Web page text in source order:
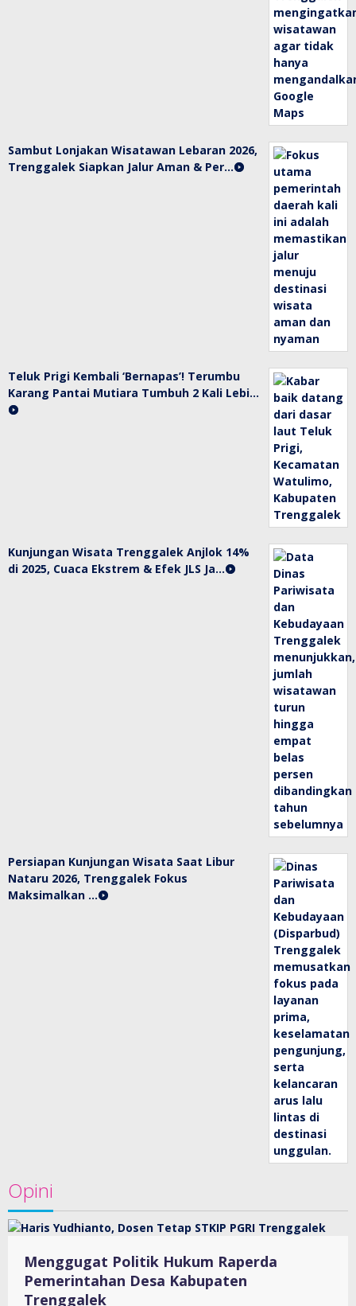
Sambut Lonjakan Wisatawan Lebaran 2026,
Trenggalek Siapkan Jalur Aman & Per…
Teluk Prigi Kembali ‘Bernapas’! Terumbu
Karang Pantai Mutiara Tumbuh 2 Kali Lebi…
Kunjungan Wisata Trenggalek Anjlok 14%
di 2025, Cuaca Ekstrem & Efek JLS Ja…
Persiapan Kunjungan Wisata Saat Libur
Nataru 2026, Trenggalek Fokus
Maksimalkan …
Opini
Menggugat Politik Hukum Raperda
Pemerintahan Desa Kabupaten
Trenggalek